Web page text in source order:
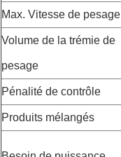
Max. Vitesse de pesage
Volume de la trémie de
pesage
Pénalité de contrôle
Produits mélangés